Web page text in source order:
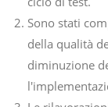
Sono stati
della qualità
diminuzione